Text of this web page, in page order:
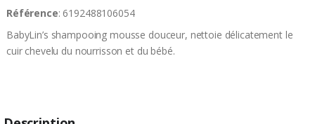
Référence: 6192488106054
BabyLin’s shampooing mousse douceur, nettoie délicatement le
cuir chevelu du nourrisson et du bébé.